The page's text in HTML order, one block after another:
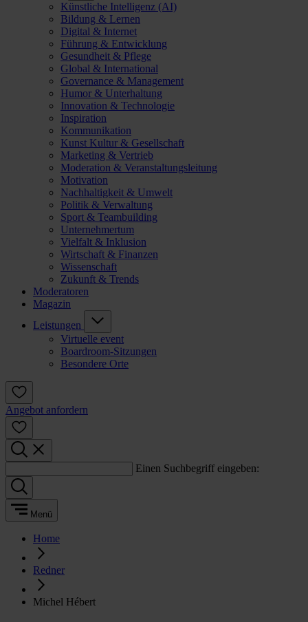
Künstliche Intelligenz (AI)
Bildung & Lernen
Digital & Internet
Führung & Entwicklung
Gesundheit & Pflege
Global & International
Governance & Management
Humor & Unterhaltung
Innovation & Technologie
Inspiration
Kommunikation
Kunst Kultur & Gesellschaft
Marketing & Vertrieb
Moderation & Veranstaltungsleitung
Motivation
Nachhaltigkeit & Umwelt
Politik & Verwaltung
Sport & Teambuilding
Unternehmertum
Vielfalt & Inklusion
Wirtschaft & Finanzen
Wissenschaft
Zukunft & Trends
Moderatoren
Magazin
Leistungen
Virtuelle event
Boardroom-Sitzungen
Besondere Orte
Angebot anfordern
Einen Suchbegriff eingeben:
Menü
Home
Redner
Michel Hébert